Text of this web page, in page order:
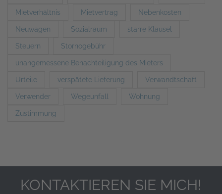
Mietverhältnis Mietvertrag Nebenkosten
Neuwagen Sozialraum starre Klausel
Steuern Stornogebühr
unangemessene Benachteiligung des Mieters
Urteile verspätete Lieferung Verwandtschaft
Verwender Wegeunfall Wohnung
Zustimmung
KONTAKTIEREN SIE MICH!